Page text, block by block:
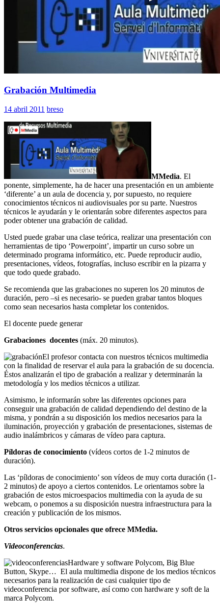
Grabación Multimedia
14 abril 2011 breso
MMedia. El
ponente, simplemente, ha de hacer una presentación en un ambiente
‘diferente’ a un aula de docencia y, por supuesto, no requiere
conocimientos técnicos ni audiovisuales por su parte. Nuestros
técnicos le ayudarán y le orientarán sobre diferentes aspectos para
poder obtener una grabación de calidad.
Usted puede grabar una clase teórica, realizar una presentación con
herramientas de tipo ‘Powerpoint’, impartir un curso sobre un
determinado programa informático, etc. Puede reproducir audio,
presentaciones, vídeos, fotografías, incluso escribir en la pizarra y
que todo quede grabado.
Se recomienda que las grabaciones no superen los 20 minutos de
duración, pero –si es necesario- se pueden grabar tantos bloques
como sean necesarios hasta completar los contenidos.
El docente puede generar
Grabaciones docentes (máx. 20 minutos).
El profesor contacta con nuestros técnicos multimedia
con la finalidad de reservar el aula para la grabación de su docencia.
Éstos analizarán el tipo de grabación a realizar y determinarán la
metodología y los medios técnicos a utilizar.
Asimismo, le informarán sobre las diferentes opciones para
conseguir una grabación de calidad dependiendo del destino de la
misma, y pondrán a su disposición los medios necesarios para la
iluminación, proyección y grabación de presentaciones, sistemas de
audio inalámbricos y cámaras de vídeo para captura.
Píldoras de conocimiento (vídeos cortos de 1-2 minutos de
duración).
Las ‘píldoras de conocimiento’ son vídeos de muy corta duración (1-
2 minutos) de apoyo a ciertos contenidos. Le orientamos sobre la
grabación de estos microespacios multimedia con la ayuda de su
webcam, o ponemos a su disposición nuestra infraestructura para la
creación y publicación de los mismos.
Otros servicios opcionales que ofrece MMedia.
Videoconferencias.
Hardware y software Polycom, Big Blue
Button, Skype… El aula multimedia dispone de los medios técnicos
necesarios para la realización de casi cualquier tipo de
videoconferencia por software, así como con hardware y soft de la
marca Polycom.